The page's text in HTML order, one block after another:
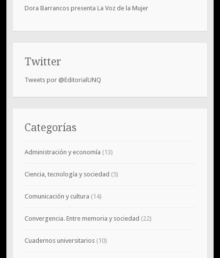
Dora Barrancos presenta La Voz de la Mujer
Twitter
Tweets por @EditorialUNQ
Categorías
Administración y economía (13)
Ciencia, tecnología y sociedad (5)
Comunicación y cultura (14)
Convergencia. Entre memoria y sociedad (22)
Cuadernos universitarios(10)